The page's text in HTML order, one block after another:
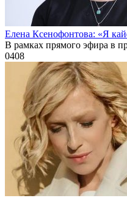
Елена Ксенофонтова: «Я
В рамках прямого эфира в
0408